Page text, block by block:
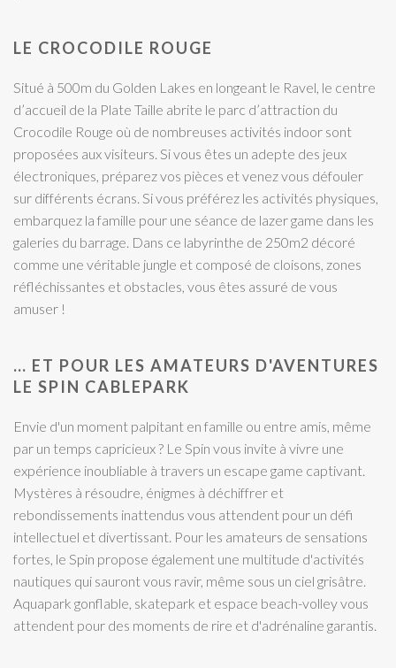
LE CROCODILE ROUGE
Situé à 500m du Golden Lakes en longeant le Ravel, le centre
d’accueil de la Plate Taille abrite le parc d’attraction du
Crocodile Rouge où de nombreuses activités indoor sont
proposées aux visiteurs. Si vous êtes un adepte des jeux
électroniques, préparez vos pièces et venez vous défouler
sur différents écrans. Si vous préférez les activités physiques,
embarquez la famille pour une séance de lazer game dans les
galeries du barrage. Dans ce labyrinthe de 250m2 décoré
comme une véritable jungle et composé de cloisons, zones
réfléchissantes et obstacles, vous êtes assuré de vous
amuser !
… ET POUR LES AMATEURS D'AVENTURES
LE SPIN CABLEPARK
Envie d'un moment palpitant en famille ou entre amis, même
par un temps capricieux ? Le Spin vous invite à vivre une
expérience inoubliable à travers un escape game captivant.
Mystères à résoudre, énigmes à déchiffrer et
rebondissements inattendus vous attendent pour un défi
intellectuel et divertissant. Pour les amateurs de sensations
fortes, le Spin propose également une multitude d'activités
nautiques qui sauront vous ravir, même sous un ciel grisâtre.
Aquapark gonflable, skatepark et espace beach-volley vous
attendent pour des moments de rire et d'adrénaline garantis.